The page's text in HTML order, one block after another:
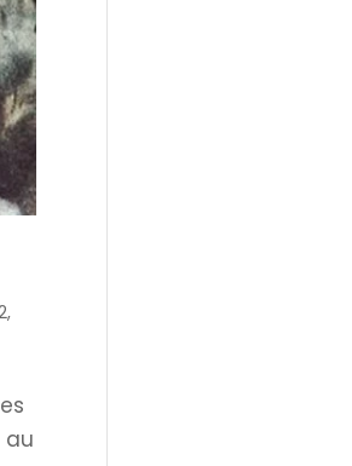
,
au